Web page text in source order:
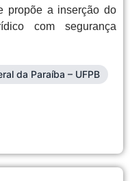
propõe a inserção do
com segurança
da Paraíba – UFPB